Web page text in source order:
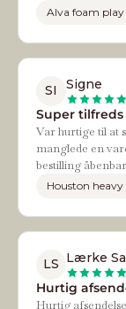
Alva foam play
SI
Signe
Super tilfreds
Var hurtige til at
manglede en
bestilling
Houston
LS Lærke
Hurtig
Hurtig